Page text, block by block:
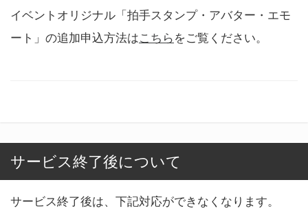
イベントオリジナル「拍手スタンプ・アバター・エモ
ート」の追加申込方法はこちら をご覧ください。
サービス終了後について
サービス終了後は、下記対応ができなくなります。